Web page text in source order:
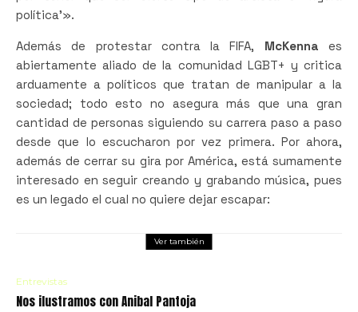
política’».
Además de protestar contra la FIFA, McKenna es
abiertamente aliado de la comunidad LGBT+ y critica
arduamente a políticos que tratan de manipular a la
sociedad; todo esto no asegura más que una gran
cantidad de personas siguiendo su carrera paso a paso
desde que lo escucharon por vez primera. Por ahora,
además de cerrar su gira por América, está sumamente
interesado en seguir creando y grabando música, pues
es un legado el cual no quiere dejar escapar:
Ver también
Entrevistas
Nos ilustramos con Anibal Pantoja